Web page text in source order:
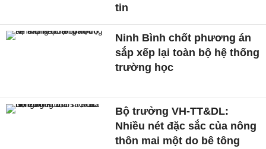
tin
Ninh Bình chốt phương án
sắp xếp lại toàn bộ hệ thống
trường học
Bộ trưởng VH-TT&DL:
Nhiều nét đặc sắc của nông
thôn mai một do bê tông